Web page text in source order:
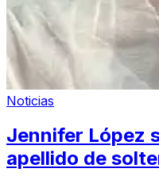
Noticias
Jennifer López
apellido de